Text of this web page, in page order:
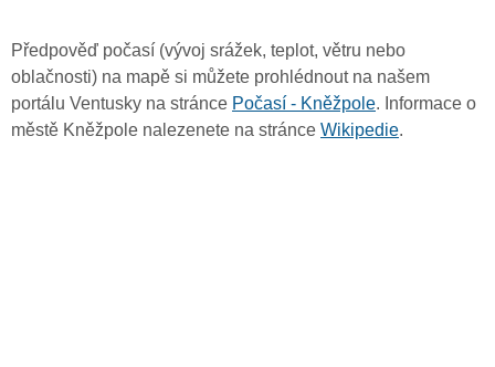
Předpověď počasí (vývoj srážek, teplot, větru nebo
oblačnosti) na mapě si můžete prohlédnout na našem
portálu Ventusky na stránce Počasí - Kněžpole. Informace o
městě Kněžpole nalezenete na stránce Wikipedie.